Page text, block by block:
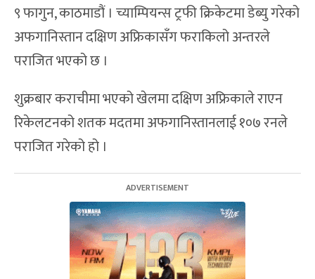
९ फागुन, काठमाडौं । च्याम्पियन्स ट्रफी क्रिकेटमा डेब्यु गरेको
अफगानिस्तान दक्षिण अफ्रिकासँग फराकिलो अन्तरले
पराजित भएको छ ।
शुक्रबार कराचीमा भएको खेलमा दक्षिण अफ्रिकाले राएन
रिकेलटनको शतक मदतमा अफगानिस्तानलाई १०७ रनले
पराजित गरेको हो ।